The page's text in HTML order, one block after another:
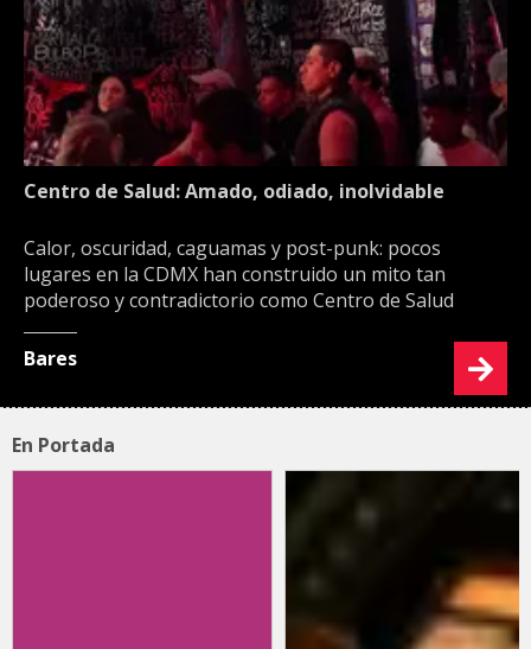
Centro de Salud: Amado, odiado, inolvidable
Calor, oscuridad, caguamas y post-punk: pocos
lugares en la CDMX han construido un mito tan
poderoso y contradictorio como Centro de Salud
Bares
En Portada